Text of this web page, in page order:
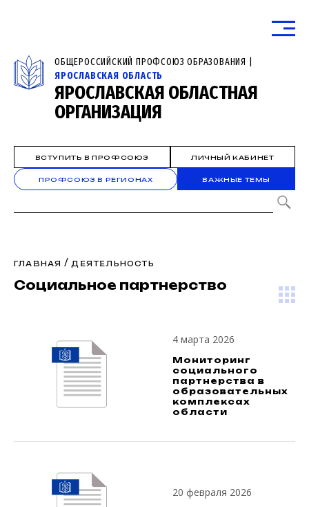
ОБЩЕРОССИЙСКИЙ ПРОФСОЮЗ ОБРАЗОВАНИЯ |
ЯРОСЛАВСКАЯ ОБЛАСТЬ
ЯРОСЛАВСКАЯ ОБЛАСТНАЯ
ОРГАНИЗАЦИЯ
ВСТУПИТЬ В ПРОФСОЮЗ ЛИЧНЫЙ КАБИНЕТ
ПРОФСОЮЗ В РЕГИОНАХ ВАЖНЫЕ ТЕМЫ
ГЛАВНАЯ /ДЕЯТЕЛЬНОСТЬ
Социальное партнерство
4 марта 2026
Мониторинг
социального
партнерства в
образовательных
комплексах
области
20 февраля 2026